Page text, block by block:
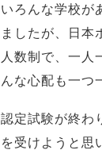
いろんな学校が
ましたが、日本
人数制で、一人
んな心配も一つ
認定試験が終わ
を受けようと思